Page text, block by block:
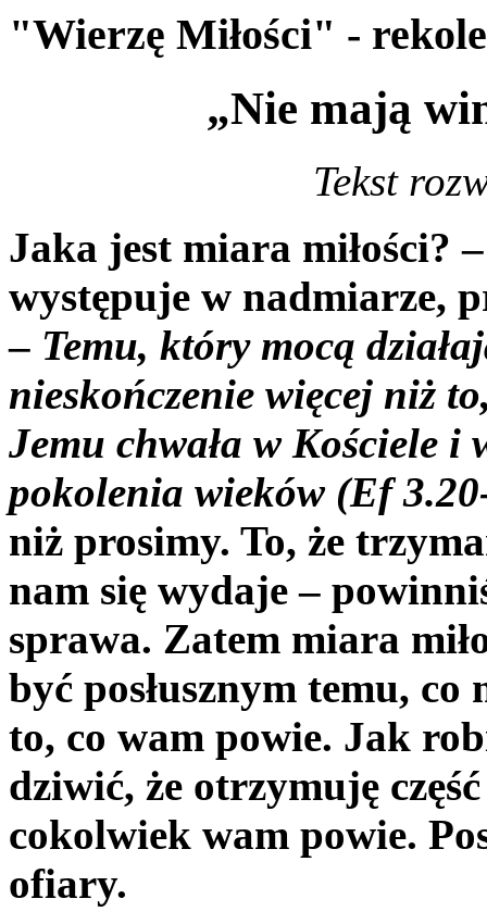
"Wierzę Miłości" -
„Nie mają
Tekst
Jaka jest miara miłości?
występuje w nadmiarze,
– Temu, który mocą
nieskończenie więcej niż
Jemu chwała w Kościele i
pokolenia wieków (Ef
niż prosimy. To, że
nam się wydaje –
sprawa. Zatem miara
być posłusznym temu,
to, co wam powie. Jak
dziwić, że otrzymuję
cokolwiek wam powie.
ofiary.